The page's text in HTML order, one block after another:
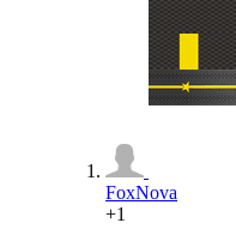
FoxNova
+1